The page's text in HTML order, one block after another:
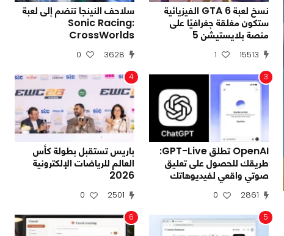
نسخ لعبة GTA 6 الفيزيائية
ستكون مغلقة جغرافيًا على
منصة بلايستيشن 5
15513
1
سلاحف النينجا تنضم إلى لعبة
Sonic Racing:
CrossWorlds
3628
0
3
OpenAI تطلق GPT-Live:
طريقك للحصول على تعليق
صوتي واقعي لفيديوهاتك
2861
0
4
باريس تستقبل بطولة كأس
العالم للرياضات الإلكترونية
2026
2501
0
5
6